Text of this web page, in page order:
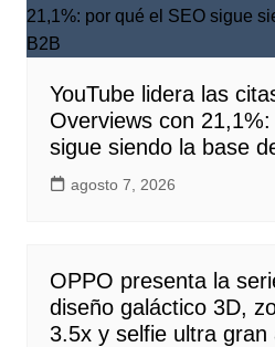
YouTube lidera las
Overviews con
sigue siendo la base
agosto 7, 2026
OPPO presenta la
diseño galáctico 3D,
3.5x y selfie ultra gran